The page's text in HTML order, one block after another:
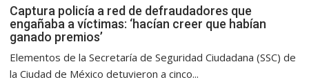
Captura policía a red de defraudadores que
engañaba a víctimas: ‘hacían creer que habían
ganado premios’
Elementos de la Secretaría de Seguridad Ciudadana (SSC) de
la Ciudad de México detuvieron a cinco...